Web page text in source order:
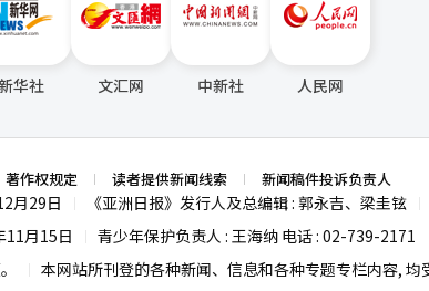
华社 文汇网 中新社 人民网
著作权规定 读者提供新闻线索 新闻稿件投诉负责人
月29日 《亚洲日报》发行人及总编辑 : 郭永吉、梁圭铉
11月15日
青少年保护负责人 : 王海纳 电话 : 02-739-2171
本网站所刊登的各种新闻、信息和各种专题专栏内容, 均